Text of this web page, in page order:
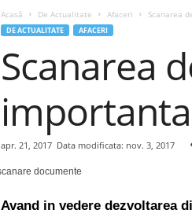
Acasă De Actualitate Afaceri Scanarea
DE ACTUALITATE AFACERI
Scanarea
importanta
apr. 21, 2017 Data modificata: nov. 3, 2017
Avand in vedere dezvoltarea